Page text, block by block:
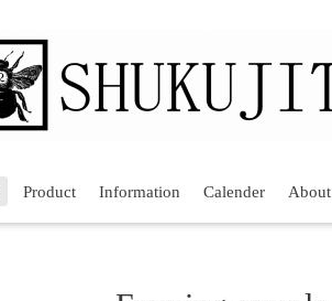
Product Information Calender About